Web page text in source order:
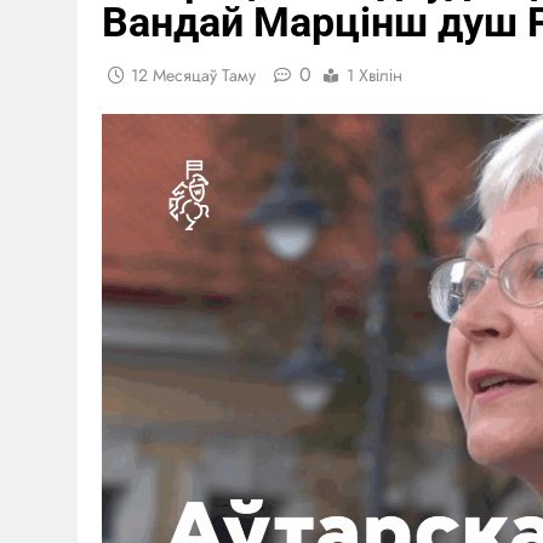
Вандай Марцінш душ
12 Месяцаў Таму 0 1 Хвілін